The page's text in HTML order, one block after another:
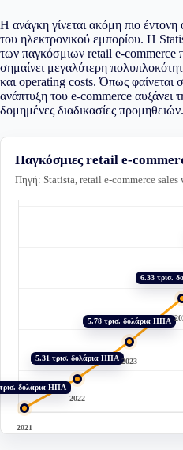
Η ανάγκη γίνεται ακόμη πιο
του ηλεκτρονικού εμπορίου. Η
των παγκόσμιων retail e-commerce
σημαίνει μεγαλύτερη
και operating costs. Όπως
ανάπτυξη του e-commerce αυξάνει
δομημένες διαδικασίες προμηθειών.
Παγκόσμιες retail e-
Πηγή: Statista, retail e-commerce
2021
δολάρια ΗΠΑ
2022
5.31 τρισ. δολάρια ΗΠΑ 2023
5.78 τρισ. δολάρια ΗΠΑ
6.33 τρισ.